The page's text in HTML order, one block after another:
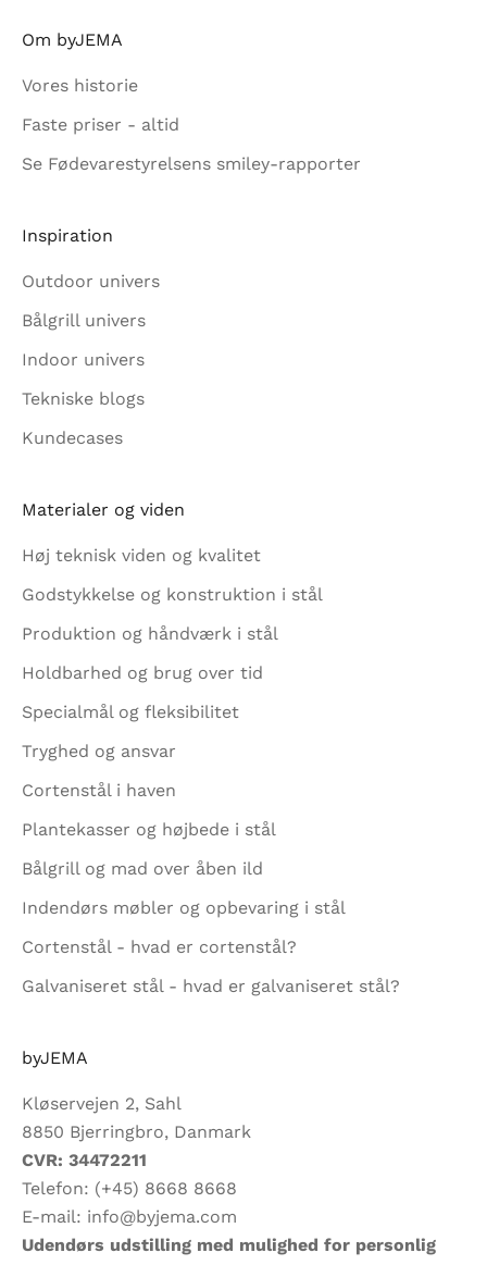
Om byJEMA
Vores historie
Faste priser - altid
Se Fødevarestyrelsens smiley-rapporter
Inspiration
Outdoor univers
Bålgrill univers
Indoor univers
Tekniske blogs
Kundecases
Materialer og viden
Høj teknisk viden og kvalitet
Godstykkelse og konstruktion i stål
Produktion og håndværk i stål
Holdbarhed og brug over tid
Specialmål og fleksibilitet
Tryghed og ansvar
Cortenstål i haven
Plantekasser og højbede i stål
Bålgrill og mad over åben ild
Indendørs møbler og opbevaring i stål
Cortenstål - hvad er cortenstål?
Galvaniseret stål - hvad er galvaniseret stål?
byJEMA
Kløservejen 2, Sahl
8850 Bjerringbro, Danmark
CVR: 34472211
Telefon: (+45) 8668 8668
E-mail: info@byjema.com
Udendørs udstilling med mulighed for personlig